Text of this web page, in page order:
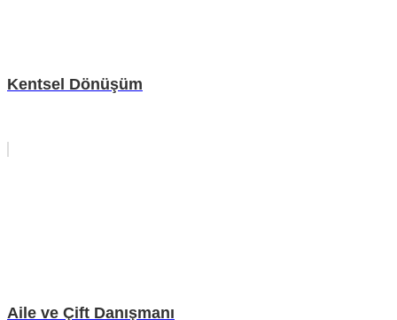
Kentsel Dönüşüm
Aile ve Çift Danışmanı